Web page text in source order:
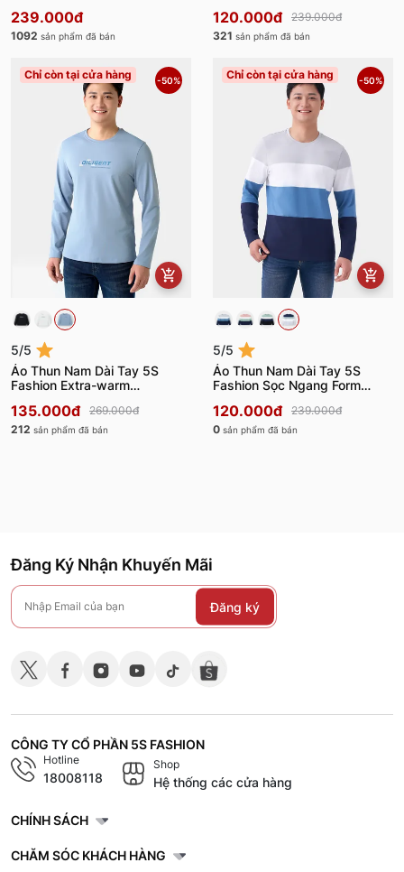
239.000đ
1092 sản phẩm đã bán
120.000đ
239.000đ
321 sản phẩm đã bán
Chỉ còn tại cửa hàng -50%
5/5
Áo Thun Nam Dài Tay 5S
Fashion Extra-warm
135.000đ
269.000đ
212 sản phẩm đã bán
Chỉ còn tại cửa hàng -50%
5/5
Áo Thun Nam Dài Tay 5S
Fashion Sọc Ngang Form
120.000đ
239.000đ
0 sản phẩm đã bán
Đăng Ký Nhận Khuyến Mãi
Đăng ký
CÔNG TY CỔ PHẦN 5S FASHION
Hotline
18008118
Shop
Hệ thống các cửa hàng
CHÍNH SÁCH
CHĂM SÓC KHÁCH HÀNG